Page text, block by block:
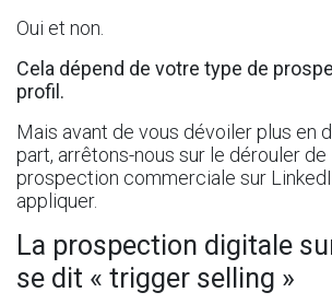
Oui et non.
Cela dépend de votre type de
profil.
Mais avant de vous dévoiler plus en
part, arrêtons-nous sur le dérouler
prospection commerciale sur
appliquer.
La prospection digitale
se dit « trigger selling »